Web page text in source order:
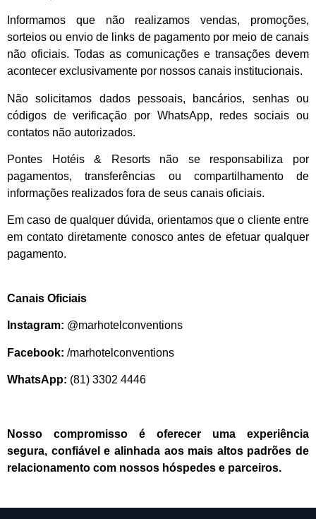
Informamos que não realizamos vendas, promoções,
sorteios ou envio de links de pagamento por meio de canais
não oficiais. Todas as comunicações e transações devem
acontecer exclusivamente por nossos canais institucionais.
Não solicitamos dados pessoais, bancários, senhas ou
códigos de verificação por WhatsApp, redes sociais ou
contatos não autorizados.
Pontes Hotéis & Resorts não se responsabiliza por
pagamentos, transferências ou compartilhamento de
informações realizados fora de seus canais oficiais.
Em caso de qualquer dúvida, orientamos que o cliente entre
em contato diretamente conosco antes de efetuar qualquer
pagamento.
Canais Oficiais
Instagram: @marhotelconventions
Facebook: /marhotelconventions
WhatsApp: (81) 3302 4446
Nosso compromisso é oferecer uma experiência
segura, confiável e alinhada aos mais altos padrões de
relacionamento com nossos hóspedes e parceiros.